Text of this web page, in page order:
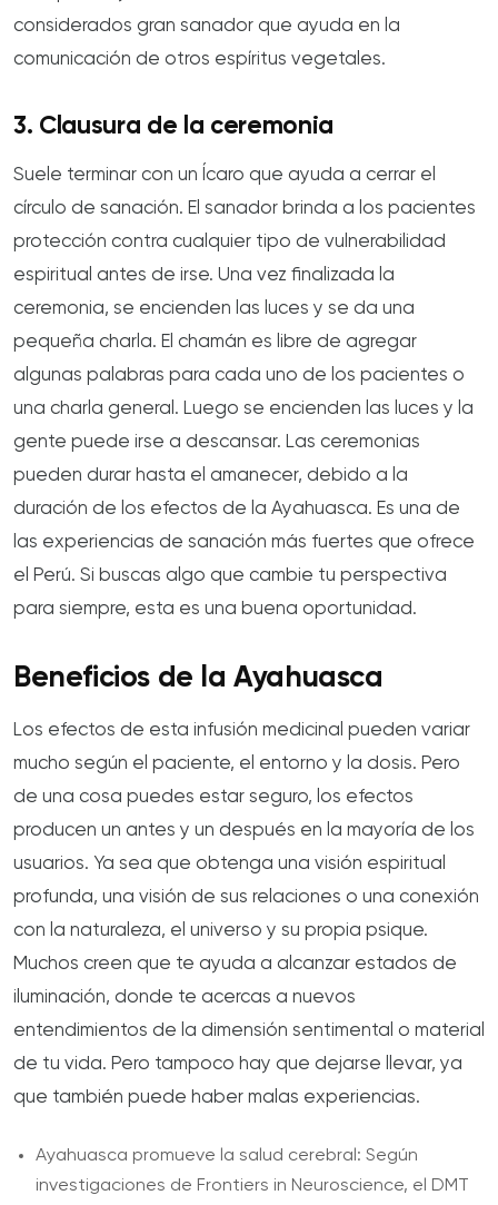
considerados gran sanador que ayuda en la
comunicación de otros espíritus vegetales.
3. Clausura de la ceremonia
Suele terminar con un Ícaro que ayuda a cerrar el
círculo de sanación. El sanador brinda a los pacientes
protección contra cualquier tipo de vulnerabilidad
espiritual antes de irse. Una vez finalizada la
ceremonia, se encienden las luces y se da una
pequeña charla. El chamán es libre de agregar
algunas palabras para cada uno de los pacientes o
una charla general. Luego se encienden las luces y la
gente puede irse a descansar. Las ceremonias
pueden durar hasta el amanecer, debido a la
duración de los efectos de la Ayahuasca. Es una de
las experiencias de sanación más fuertes que ofrece
el Perú. Si buscas algo que cambie tu perspectiva
para siempre, esta es una buena oportunidad.
Beneficios de la Ayahuasca
Los efectos de esta infusión medicinal pueden variar
mucho según el paciente, el entorno y la dosis. Pero
de una cosa puedes estar seguro, los efectos
producen un antes y un después en la mayoría de los
usuarios. Ya sea que obtenga una visión espiritual
profunda, una visión de sus relaciones o una conexión
con la naturaleza, el universo y su propia psique.
Muchos creen que te ayuda a alcanzar estados de
iluminación, donde te acercas a nuevos
entendimientos de la dimensión sentimental o material
de tu vida. Pero tampoco hay que dejarse llevar, ya
que también puede haber malas experiencias.
Ayahuasca promueve la salud cerebral: Según
investigaciones de Frontiers in Neuroscience, el DMT